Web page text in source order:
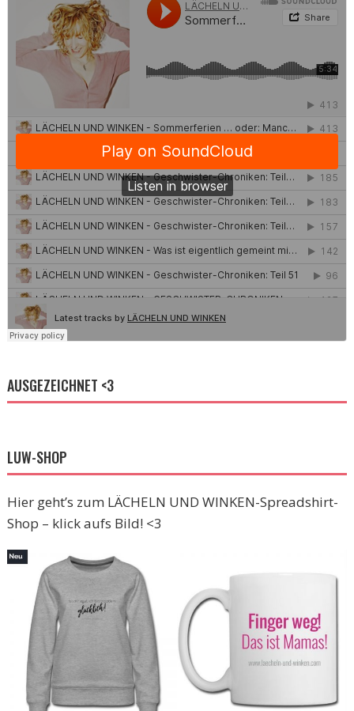
AUSGEZEICHNET <3
LUW-SHOP
Hier geht’s zum LÄCHELN UND WINKEN-Spreadshirt-
Shop – klick aufs Bild! <3